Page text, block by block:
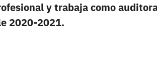
y trabaja como
2020-2021.